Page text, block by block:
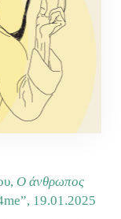
Ο άνθρωπος
19.01.2025